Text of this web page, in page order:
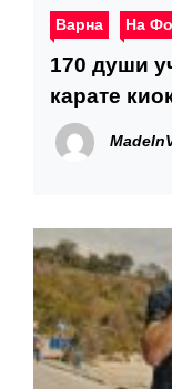
Варна На
170 души
карате